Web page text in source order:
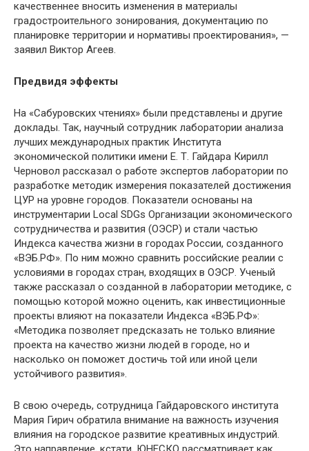
качественнее вносить изменения в материалы
градостроительного зонирования, документацию по
планировке территории и нормативы проектирования», —
заявил Виктор Агеев.
Предвидя эффекты
На «Сабуровских чтениях» были представлены и другие
доклады. Так, научный сотрудник лаборатории анализа
лучших международных практик Института
экономической политики имени Е. Т. Гайдара Кирилл
Черновол рассказал о работе экспертов лаборатории по
разработке методик измерения показателей достижения
ЦУР на уровне городов. Показатели основаны на
инструментарии Local SDGs Организации экономического
сотрудничества и развития (ОЭСР) и стали частью
Индекса качества жизни в городах России, созданного
«ВЭБ.РФ». По ним можно сравнить российские реалии с
условиями в городах стран, входящих в ОЭСР. Ученый
также рассказал о созданной в лаборатории методике, с
помощью которой можно оценить, как инвестиционные
проекты влияют на показатели Индекса «ВЭБ.РФ»:
«Методика позволяет предсказать не только влияние
проекта на качество жизни людей в городе, но и
насколько он поможет достичь той или иной цели
устойчивого развития».
В свою очередь, сотрудница Гайдаровского института
Мария Гирич обратила внимание на важность изучения
влияния на городское развитие креативных индустрий.